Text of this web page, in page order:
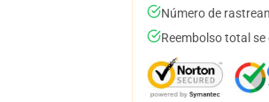
Número de
Reembolso total